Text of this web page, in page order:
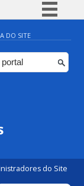
BR
DO SITE
do Site